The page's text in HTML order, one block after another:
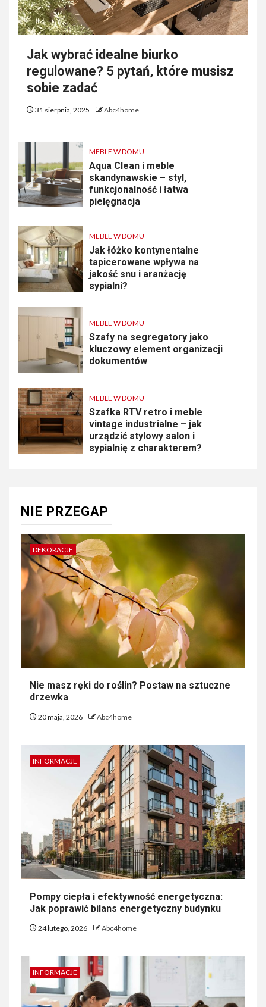
Jak wybrać idealne biurko
regulowane? 5 pytań, które musisz
sobie zadać
31 sierpnia, 2025 Abc4home
MEBLE W DOMU
Aqua Clean i meble
skandynawskie – styl,
funkcjonalność i łatwa
pielęgnacja
MEBLE W DOMU
Jak łóżko kontynentalne
tapicerowane wpływa na
jakość snu i aranżację
sypialni?
MEBLE W DOMU
Szafy na segregatory jako
kluczowy element organizacji
dokumentów
MEBLE W DOMU
Szafka RTV retro i meble
vintage industrialne – jak
urządzić stylowy salon i
sypialnię z charakterem?
NIE PRZEGAP
DEKORACJE
Nie masz ręki do roślin? Postaw na sztuczne
drzewka
20 maja, 2026 Abc4home
INFORMACJE
Pompy ciepła i efektywność energetyczna:
Jak poprawić bilans energetyczny budynku
24 lutego, 2026 Abc4home
INFORMACJE